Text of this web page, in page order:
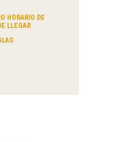
HORARIO DE
LLEGAR